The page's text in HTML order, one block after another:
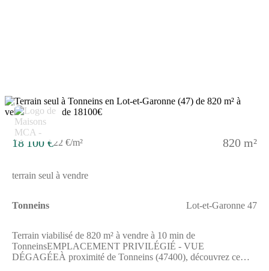
3
18 100 €22 €/m² 820 m²
terrain seul à vendre
Tonneins Lot-et-Garonne 47
Terrain viabilisé de 820 m² à vendre à 10 min de
TonneinsEMPLACEMENT PRIVILÉGIÉ - VUE
DÉGAGÉEÀ proximité de Tonneins (47400), découvrez ce